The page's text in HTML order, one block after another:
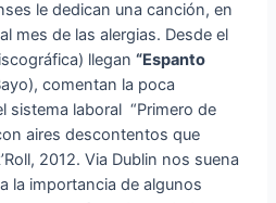
le dedican una canción, en
mes de las alergias. Desde el
llegan“Espanto
comentan la poca
sistema laboral “Primero de
aires descontentos que
2012. Via Dublin nos suena
la importancia de algunos